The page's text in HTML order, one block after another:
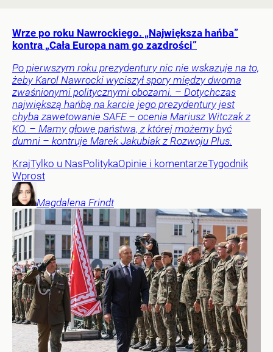
Wrze po roku Nawrockiego. „Największa hańba”
kontra „Cała Europa nam go zazdrości”
Po pierwszym roku prezydentury nic nie wskazuje na to,
żeby Karol Nawrocki wyciszył spory między dwoma
zwaśnionymi politycznymi obozami. – Dotychczas
największą hańbą na karcie jego prezydentury jest
chyba zawetowanie SAFE – ocenia Mariusz Witczak z
KO. – Mamy głowę państwa, z której możemy być
dumni – kontruje Marek Jakubiak z Rozwoju Plus.
KrajTylko u NasPolitykaOpinie i komentarzeTygodnik
Wprost
Magdalena Frindt